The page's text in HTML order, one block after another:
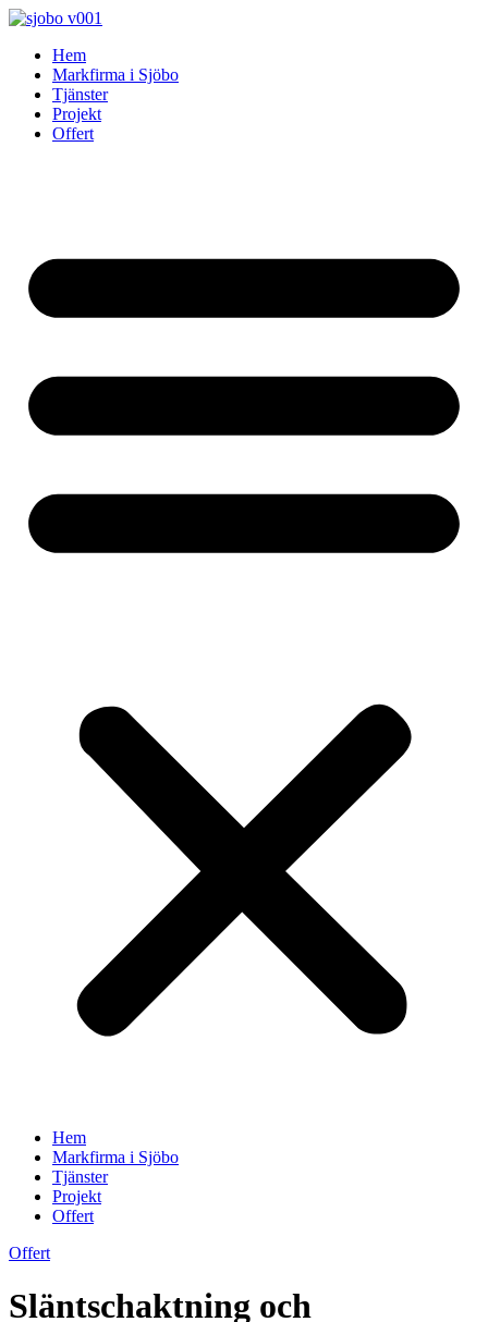
Skip
contentHem
Markfirma i Sjöbo
Tjänster
Projekt
Offert
Hem
Markfirma i Sjöbo
Tjänster
Projekt
Offert
Offert
Släntschaktning och